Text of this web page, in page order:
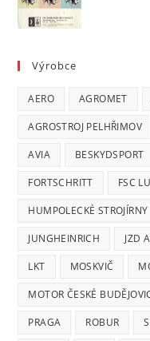
Výrobce
AERO AGROMET
AGROSTROJ PELHŘIMOV
AVIA BESKYDSPORT
FORTSCHRITT FSC
HUMPOLECKÉ STROJÍRNY
JUNGHEINRICH JZD
LKT MOSKVIČ
MOTOR ČESKÉ
PRAGA ROBUR